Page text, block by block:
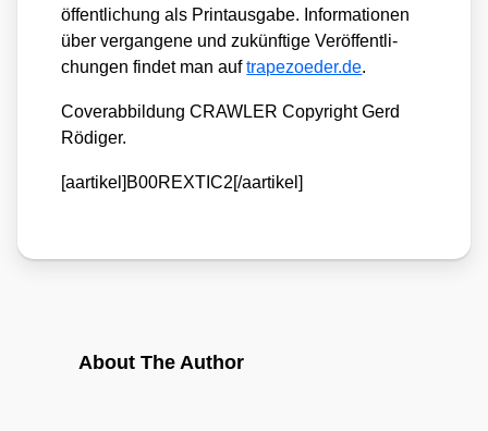
öf­fent­li­chung als Print­aus­ga­be. Infor­ma­tio­nen
über ver­gan­ge­ne und zukünf­ti­ge Ver­öf­fent­li­
chun­gen fin­det man auftra​pez​oeder​.de.
Cover­ab­bil­dung CRAWLER Copy­right Gerd
Rödi­ger.
[aartikel]B00REXTIC2[/aartikel]
About The Author